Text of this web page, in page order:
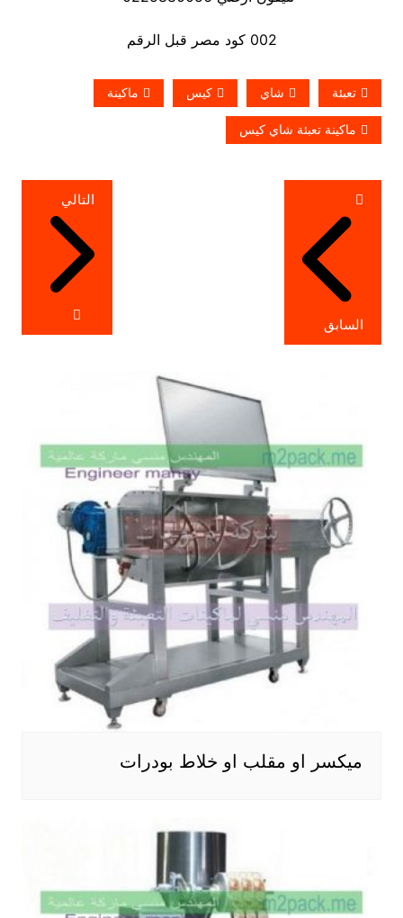
002 كود مصر قبل الرقم
تعبئة شاي كيس ماكينة
ماكينة تعبئة شاي كيس
تصفّح
المقالات
السابق
التالي
ميكسر او مقلب او خلاط بودرات